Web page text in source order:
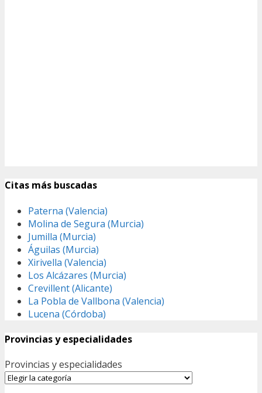
Citas más buscadas
Paterna (Valencia)
Molina de Segura (Murcia)
Jumilla (Murcia)
Águilas (Murcia)
Xirivella (Valencia)
Los Alcázares (Murcia)
Crevillent (Alicante)
La Pobla de Vallbona (Valencia)
Lucena (Córdoba)
Provincias y especialidades
Provincias y especialidades